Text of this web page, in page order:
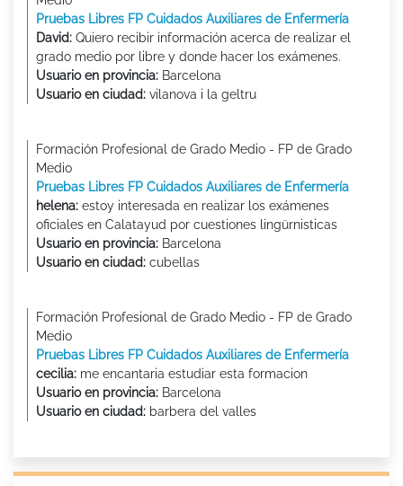
Pruebas Libres FP Cuidados Auxiliares de Enfermería
David: Quiero recibir información acerca de realizar el
grado medio por libre y donde hacer los exámenes.
Usuario en provincia: Barcelona
Usuario en ciudad: vilanova i la geltru
Formación Profesional de Grado Medio - FP de Grado
Medio
Pruebas Libres FP Cuidados Auxiliares de Enfermería
helena: estoy interesada en realizar los exámenes
oficiales en Calatayud por cuestiones lingürnisticas
Usuario en provincia: Barcelona
Usuario en ciudad: cubellas
Formación Profesional de Grado Medio - FP de Grado
Medio
Pruebas Libres FP Cuidados Auxiliares de Enfermería
cecilia: me encantaria estudiar esta formacion
Usuario en provincia: Barcelona
Usuario en ciudad: barbera del valles